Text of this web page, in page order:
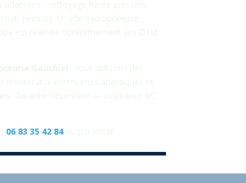
06 83 35 42 84ou par email :